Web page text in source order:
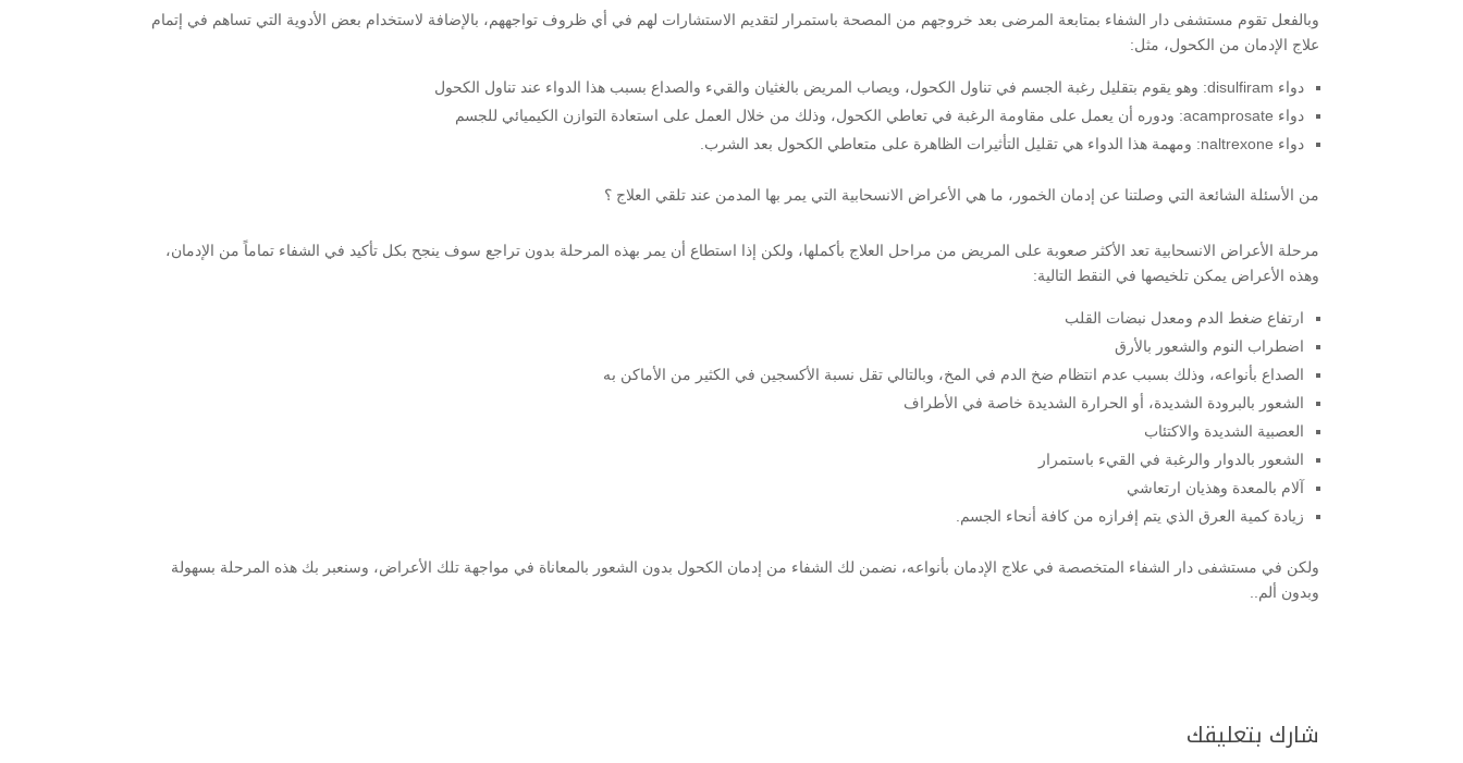
وبالفعل تقوم مستشفى دار الشفاء بمتابعة المرضى بعد خروجهم من المصحة باستمرار لتقديم الاستشارات لهم في أي ظروف تواجههم، بالإضافة لاستخدام بعض الأدوية التي تساهم في إتمام
علاج الإدمان من الكحول، مثل:
دواء disulfiram: وهو يقوم بتقليل رغبة الجسم في تناول الكحول، ويصاب المريض بالغثيان والقيء والصداع بسبب هذا الدواء عند تناول الكحول
دواء acamprosate: ودوره أن يعمل على مقاومة الرغبة في تعاطي الكحول، وذلك من خلال العمل على استعادة التوازن الكيميائي للجسم
دواء naltrexone: ومهمة هذا الدواء هي تقليل التأثيرات الظاهرة على متعاطي الكحول بعد الشرب.
من الأسئلة الشائعة التي وصلتنا عن إدمان الخمور، ما هي الأعراض الانسحابية التي يمر بها المدمن عند تلقي العلاج ؟
مرحلة الأعراض الانسحابية تعد الأكثر صعوبة على المريض من مراحل العلاج بأكملها، ولكن إذا استطاع أن يمر بهذه المرحلة بدون تراجع سوف ينجح بكل تأكيد في الشفاء تماماً من الإدمان،
وهذه الأعراض يمكن تلخيصها في النقط التالية:
ارتفاع ضغط الدم ومعدل نبضات القلب
اضطراب النوم والشعور بالأرق
الصداع بأنواعه، وذلك بسبب عدم انتظام ضخ الدم في المخ، وبالتالي تقل نسبة الأكسجين في الكثير من الأماكن به
الشعور بالبرودة الشديدة، أو الحرارة الشديدة خاصة في الأطراف
العصبية الشديدة والاكتئاب
الشعور بالدوار والرغبة في القيء باستمرار
آلام بالمعدة وهذيان ارتعاشي
زيادة كمية العرق الذي يتم إفرازه من كافة أنحاء الجسم.
ولكن في مستشفى دار الشفاء المتخصصة في علاج الإدمان بأنواعه، نضمن لك الشفاء من إدمان الكحول بدون الشعور بالمعاناة في مواجهة تلك الأعراض، وسنعبر بك هذه المرحلة بسهولة
وبدون ألم..
شارك بتعليقك